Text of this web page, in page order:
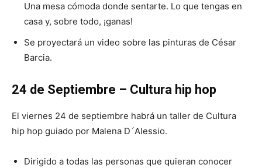
Una mesa cómoda donde sentarte. Lo que tengas en
casa y, sobre todo, ¡ganas!
Se proyectará un video sobre las pinturas de César
Barcia.
24 de Septiembre – Cultura hip hop
El viernes 24 de septiembre habrá un taller de Cultura
hip hop guiado por Malena D´Alessio.
Dirigido a todas las personas que quieran conocer